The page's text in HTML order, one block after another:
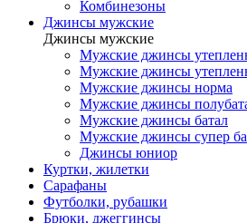
Комбинезоны
Джинсы мужские
Джинсы мужские
Мужские джинсы
Мужские джинсы
Мужские джинсы норма
Мужские джинсы
Мужские джинсы батал
Мужские джинсы супер
Джинсы юниор
Куртки, жилетки
Сарафаны
Футболки, рубашки
Брюки, джеггинсы